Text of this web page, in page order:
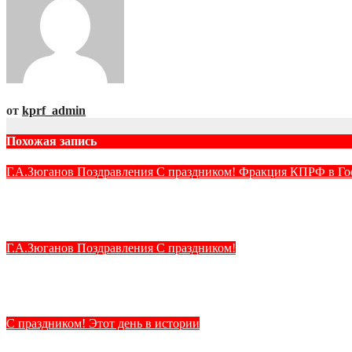
от kprf_admin
Похожая запись
Г.А.Зюганов Поздравления С праздником! Фракция КПРФ в
Г.А.Зюганов Поздравления С праздником!
С праздником! Этот день в истории